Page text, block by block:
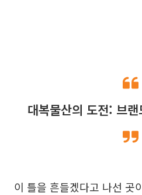
대복물산의 도전: 브
이 틀을 흔들겠다고 나선 곳